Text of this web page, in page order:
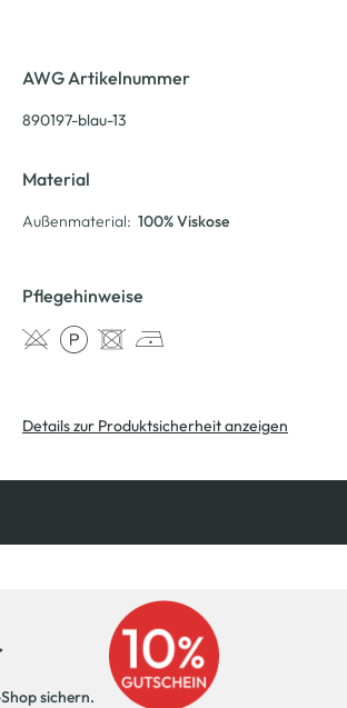
AWG Artikelnummer
890197-blau-13
Material
Außenmaterial: 100% Viskose
Pflegehinweise
Details zur Produktsicherheit anzeigen
sichern.